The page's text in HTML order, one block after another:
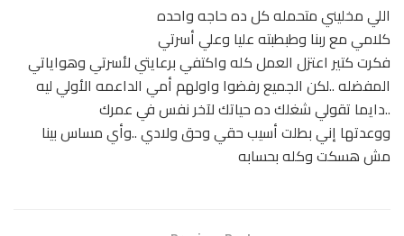
اللي مخليني متحمله كل ده حاجه واحده
كلامي مع ربنا وطبطبته عليا وعلي أسرتي
فكرت كتير اعتزل العمل كله واكتفي برعايتي لأسرتي وهواياتي
المفضله ..لكن الجميع رفضوا واولهم أمي الداعمه الأولي ليه
..دايما تقولي شغلك ده حياتك لآخر نفس في عمرك
ووعدتها إني بطلت أسيب حقي وحق ولادي ..وأي مساس بينا
مش هسكت وكله بحسابه